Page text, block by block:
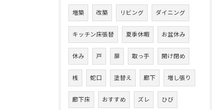
増築 改築 リビング ダイニング
キッチン床張替 夏季休暇 お盆休み
休み 戸 扉 取っ手 開け閉め
桟 蛇口 塗替え 廊下 増し張り
廊下床 おすすめ ズレ ひび